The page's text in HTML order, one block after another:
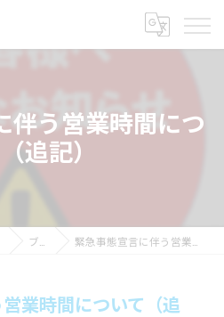
伴う営業時間につ
追記）
ブログ 緊急事態宣言に伴う営業時間について（追記）
業時間について（追